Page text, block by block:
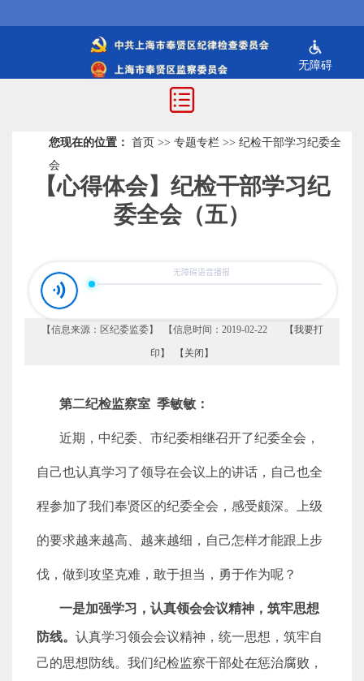
无障碍
您现在的位置： 首页 >> 专题专栏 >> 纪检干部学习纪委全
会
【心得体会】纪检干部学习纪
委全会（五）
【信息来源：区纪委监委】 【信息时间：2019-02-22 【我要打
印】 【关闭】
第二纪检监察室 季敏敏：
近期，中纪委、市纪委相继召开了纪委全会，
自己也认真学习了领导在会议上的讲话，自己也全
程参加了我们奉贤区的纪委全会，感受颇深。上级
的要求越来越高、越来越细，自己怎样才能跟上步
伐，做到攻坚克难，敢于担当，勇于作为呢？
一是加强学习，认真领会会议精神，筑牢思想
防线。 认真学习领会会议精神，统一思想，筑牢自
己的思想防线。我们纪检监察干部处在惩治腐败，